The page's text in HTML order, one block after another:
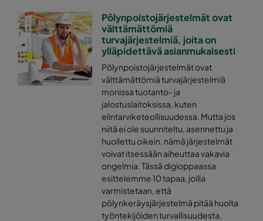
Pölynpoistojärjestelmät ovat
välttämättömiä
turvajärjestelmiä, joita on
ylläpidettävä asianmukaisesti
Pölynpoistojärjestelmät ovat
välttämättömiä turvajärjestelmiä
monissa tuotanto- ja
jalostuslaitoksissa, kuten
elintarviketeollisuudessa. Mutta jos
niitä ei ole suunniteltu, asennettu ja
huollettu oikein, nämä järjestelmät
voivat itsessään aiheuttaa vakavia
ongelmia. Tässä digioppaassa
esittelemme 10 tapaa, joilla
varmistetaan, että
pölynkeräysjärjestelmä pitää huolta
työntekijöiden turvallisuudesta,